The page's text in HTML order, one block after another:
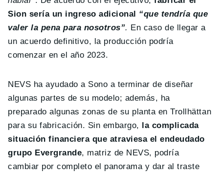
Sion sería un ingreso adicional “que tendría que
valer la pena para nosotros”. En caso de llegar a
un acuerdo definitivo, la producción podría
comenzar en el año 2023.
NEVS ha ayudado a Sono a terminar de diseñar
algunas partes de su modelo; además, ha
preparado algunas zonas de su planta en Trollhättan
para su fabricación. Sin embargo, la complicada
situación financiera que atraviesa el endeudado
grupo Evergrande, matriz de NEVS, podría
cambiar por completo el panorama y dar al traste